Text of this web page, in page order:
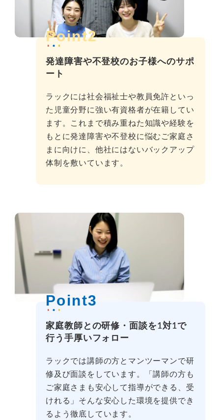
Point2
発達障害や不登校のお子様へのサポ
ート
ラックには社会福祉士や教員免許といっ
た児童分野に強い有資格者が在籍してい
ます。これまで積み重ねた知識や経験を
もとに発達障害や不登校に悩むご家庭さ
まに向けに、他社にはないバックアップ
体制を敷いています。
Point3
家庭教師との研修・面談を1対1で
行う手厚いフォロー
ラックでは講師の方とマンツーマンで研
修及び面談をしています。「講師の方も
ご家庭さまも安心して指導ができる、受
けれる」そんな安心した環境を提供でき
るよう徹底しています。